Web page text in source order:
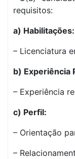
requisitos:
a) Habilitações:
– Licenciatura
b) Experiência
– Experiência
c) Perfil:
– Orientação
–